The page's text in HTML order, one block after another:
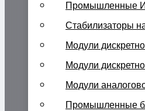
Промышленные
Стабилизаторы
Модули
Модули
Модули
Промышленные